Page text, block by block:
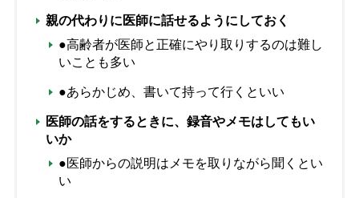
親の代わりに医師に話せるようにしておく
●高齢者が医師と正確にやり取りするのは難し
いことも多い
●あらかじめ、書いて持って行くといい
医師の話をするときに、録音やメモはしてもい
いか
●医師からの説明はメモを取りながら聞くとい
い